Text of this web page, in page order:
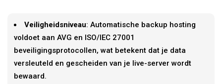
Veiligheidsniveau: Automatische backup hosting
voldoet aan AVG en ISO/IEC 27001
beveiligingsprotocollen, wat betekent dat je data
versleuteld en gescheiden van je live-server wordt
bewaard.